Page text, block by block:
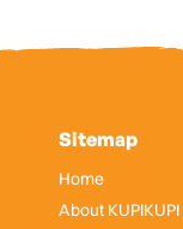
Sitemap
Home
About KUPIKUPI